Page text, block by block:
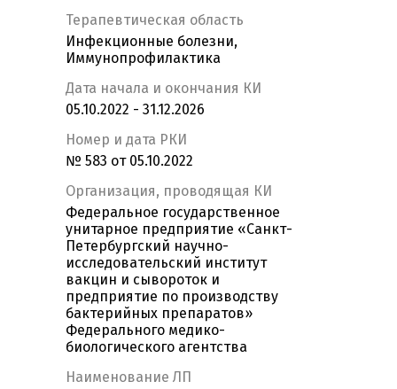
Терапевтическая область
Инфекционные болезни,
Иммунопрофилактика
Дата начала и окончания КИ
05.10.2022 - 31.12.2026
Номер и дата РКИ
№ 583 от 05.10.2022
Организация, проводящая КИ
Федеральное государственное
унитарное предприятие «Санкт-
Петербургский научно-
исследовательский институт
вакцин и сывороток и
предприятие по производству
бактерийных препаратов»
Федерального медико-
биологического агентства
Наименование ЛП